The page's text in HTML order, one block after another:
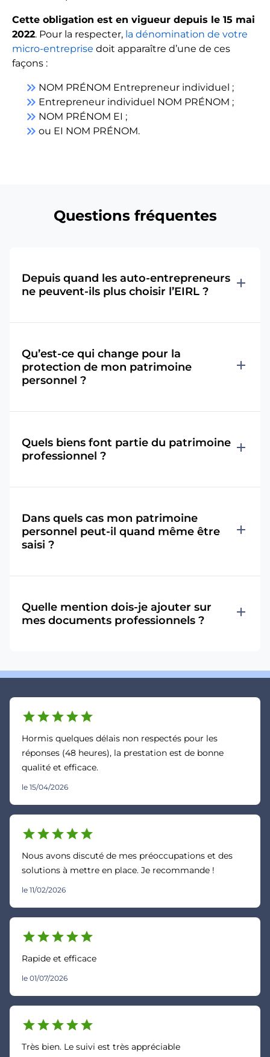
Cette obligation est en vigueur depuis le 15 mai
2022. Pour la respecter, la dénomination de votre
micro-entreprise doit apparaître d’une de ces
façons :
keyboard_double_arrow_right NOM PRÉNOM Entrepreneur individuel ;
keyboard_double_arrow_right Entrepreneur individuel NOM PRÉNOM ;
keyboard_double_arrow_right NOM PRÉNOM EI ;
keyboard_double_arrow_right ou EI NOM PRÉNOM.
Questions fréquentes
Depuis quand les auto-entrepreneurs
ne peuvent-ils plus choisir l’EIRL ?
add
Qu’est-ce qui change pour la
protection de mon patrimoine
personnel ?
add
Quels biens font partie du patrimoine
professionnel ?
add
Dans quels cas mon patrimoine
personnel peut-il quand même être
saisi ?
add
Quelle mention dois-je ajouter sur
mes documents professionnels ?
add
starstarstarstarstar
Hormis quelques délais non respectés pour les
réponses (48 heures), la prestation est de bonne
qualité et efficace.
le 15/04/2026
starstarstarstarstar
Nous avons discuté de mes préoccupations et des
solutions à mettre en place. Je recommande !
le 11/02/2026
starstarstarstarstar
Rapide et efficace
le 01/07/2026
starstarstarstarstar
Très bien. Le suivi est très appréciable